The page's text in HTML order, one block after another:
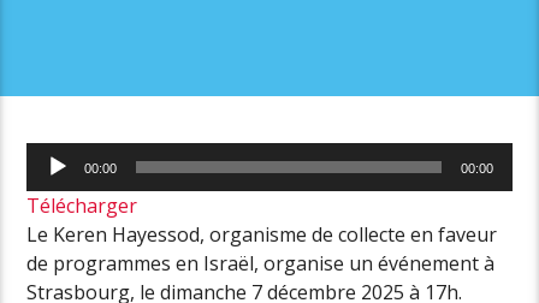
Lecteur
audio
00:00 00:00
Télécharger
Le Keren Hayessod, organisme de collecte en faveur
de programmes en Israël, organise un événement à
Strasbourg, le dimanche 7 décembre 2025 à 17h.